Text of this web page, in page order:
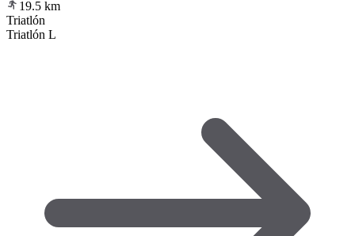
19.5 km
Triatlón
Triatlón L